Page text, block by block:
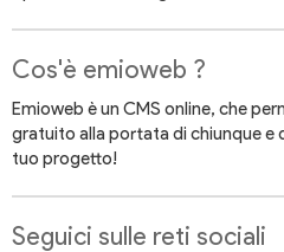
Cos'è emioweb ?
Emioweb è un CMS online, che
gratuito alla portata di chiunque e
tuo progetto!
Seguici sulle reti sociali